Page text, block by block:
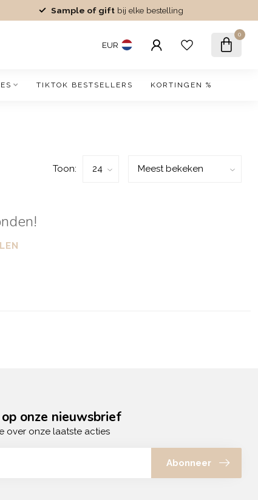
Sample of gift bij elke bestelling
EUR
0
TIKTOK BESTSELLERS KORTINGEN %
Toon:
onze nieuwsbrief
over onze laatste acties
Abonneer